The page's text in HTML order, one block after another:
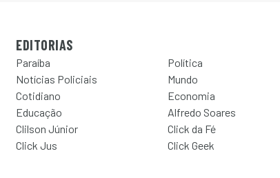
EDITORIAS
Paraíba Política
Notícias Policiais
Mundo
Cotidiano
Economia
Educação
Alfredo Soares
Clilson Júnior
Click da Fé
Click Jus
Click Geek